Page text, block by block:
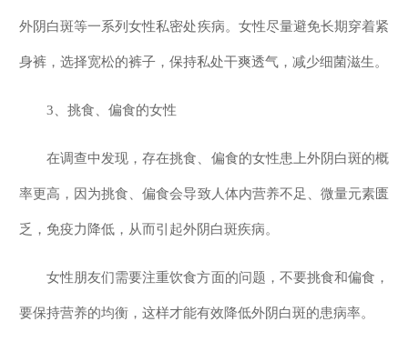
外阴白斑等一系列女性私密处疾病。女性尽量避免长期穿着紧
身裤，选择宽松的裤子，保持私处干爽透气，减少细菌滋生。
3、挑食、偏食的女性
在调查中发现，存在挑食、偏食的女性患上外阴白斑的概
率更高，因为挑食、偏食会导致人体内营养不足、微量元素匮
乏，免疫力降低，从而引起外阴白斑疾病。
女性朋友们需要注重饮食方面的问题，不要挑食和偏食，
要保持营养的均衡，这样才能有效降低外阴白斑的患病率。